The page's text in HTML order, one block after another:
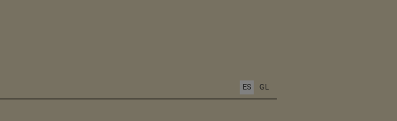
ES GL